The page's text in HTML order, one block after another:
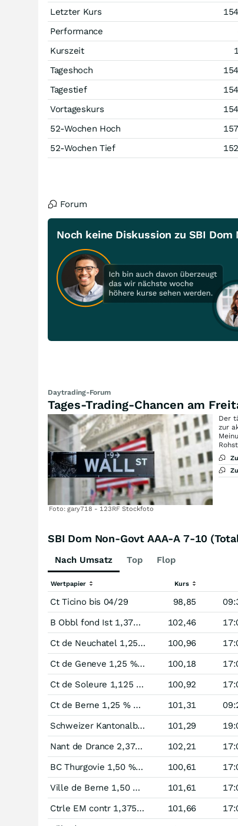
Letzter Kurs
Performance
Kurszeit
Tageshoch
Tagestief
Vortageskurs
52-Wochen Hoch
52-Wochen Tief
Forum
Noch keine Diskussion zu SBI
Daytrading-Forum
Tages-Trading-Chancen am
Foto: gary718 - 123RF Stockfoto
Der
zur
SBI Dom Non-Govt AAA-A 7-10
Nach Umsatz Top Flop
Wertpapier Kurs
Ct Ticino bis 04/29 98,85
B Obbl fond Ist 1,375 % bis 09/29 102,46
Ct de Neuchatel 1,25 % bis 09/27 100,96
Ct de Geneve 1,25 % bis 10/26 100,18
Ct de Soleure 1,125 % bis 11/27 100,92
Ct de Berne 1,25 % bis 02/28 101,31
Schweizer Kantonalbanken Pfandbrief 1,375 % bis 11/27 101,29
Nant de Drance 2,375 % bis 02/28 102,21
BC Thurgovie 1,50 % bis 03/27 100,61
Ville de Berne 1,50 % bis 02/28 101,61
Ctrle EM contr 1,375 % bis 03/28 101,66